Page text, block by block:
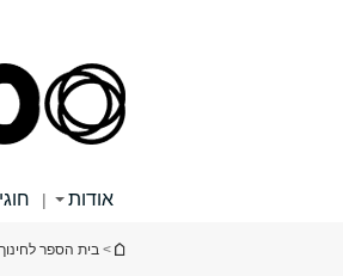
אודות |
הינך נמצא כאן
> בית הספר לחינוך